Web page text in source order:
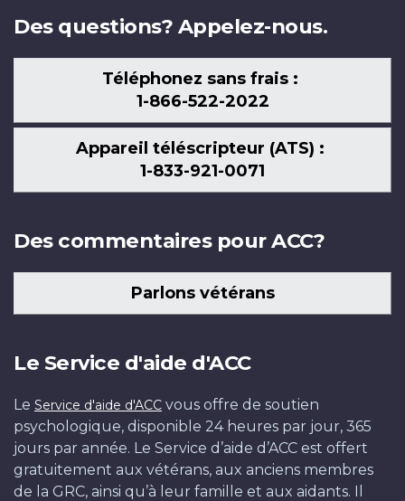
Des questions? Appelez-nous.
Téléphonez sans frais :
1-866-522-2022
Appareil téléscripteur (ATS) :
1-833-921-0071
Des commentaires pour ACC?
Parlons vétérans
Le Service d'aide d'ACC
Le Service d'aide d'ACC vous offre de soutien
psychologique, disponible 24 heures par jour, 365
jours par année. Le Service d’aide d’ACC est offert
gratuitement aux vétérans, aux anciens membres
de la GRC, ainsi qu’à leur famille et aux aidants. Il